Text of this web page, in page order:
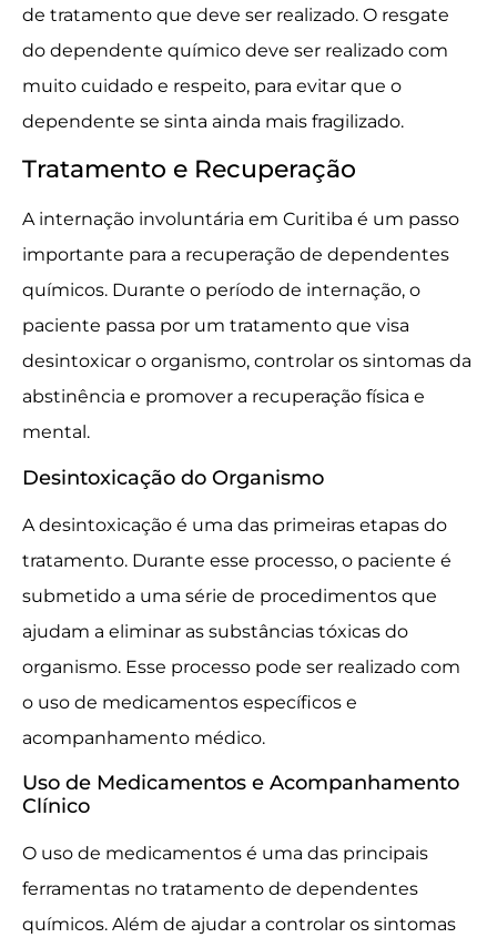
de tratamento que deve ser realizado. O resgate
do dependente químico deve ser realizado com
muito cuidado e respeito, para evitar que o
dependente se sinta ainda mais fragilizado.
Tratamento e Recuperação
A internação involuntária em Curitiba é um passo
importante para a recuperação de dependentes
químicos. Durante o período de internação, o
paciente passa por um tratamento que visa
desintoxicar o organismo, controlar os sintomas da
abstinência e promover a recuperação física e
mental.
Desintoxicação do Organismo
A desintoxicação é uma das primeiras etapas do
tratamento. Durante esse processo, o paciente é
submetido a uma série de procedimentos que
ajudam a eliminar as substâncias tóxicas do
organismo. Esse processo pode ser realizado com
o uso de medicamentos específicos e
acompanhamento médico.
Uso de Medicamentos e Acompanhamento
Clínico
O uso de medicamentos é uma das principais
ferramentas no tratamento de dependentes
químicos. Além de ajudar a controlar os sintomas